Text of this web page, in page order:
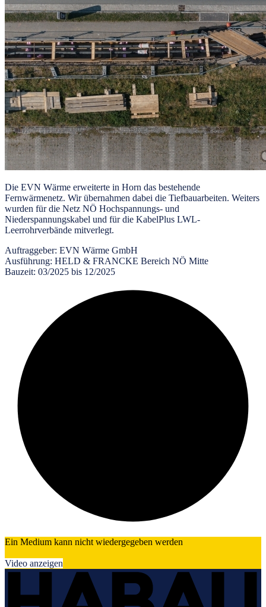
Die EVN Wärme erweiterte in Horn das bestehende
Fernwärmenetz. Wir übernahmen dabei die Tiefbauarbeiten. Weiters
wurden für die Netz NÖ Hochspannungs- und
Niederspannungskabel und für die KabelPlus LWL-
Leerrohrverbände mitverlegt.
Auftraggeber: EVN Wärme GmbH
Ausführung: HELD & FRANCKE Bereich NÖ Mitte
Bauzeit: 03/2025 bis 12/2025
Ein Medium kann nicht wiedergegeben werden
Video anzeigen